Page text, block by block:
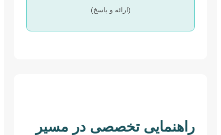
(ارائه و پاسخ)
راهنمایی تخصصی در مسیر